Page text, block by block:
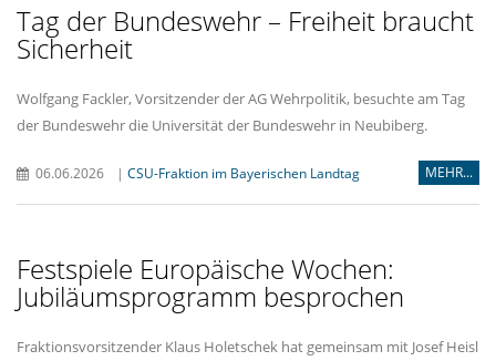
Tag der Bundeswehr – Freiheit braucht
Sicherheit
Wolfgang Fackler, Vorsitzender der AG Wehrpolitik, besuchte am Tag
der Bundeswehr die Universität der Bundeswehr in Neubiberg.
06.06.2026 | CSU-Fraktion im Bayerischen Landtag MEHR...
Festspiele Europäische Wochen:
Jubiläumsprogramm besprochen
Fraktionsvorsitzender Klaus Holetschek hat gemeinsam mit Josef Heisl